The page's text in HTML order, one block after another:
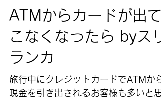
ATMからカードが出て
こなくなったら byスリ
ランカ
旅行中にクレジットカードでATMから
現金を引き出されるお客様も多いと思